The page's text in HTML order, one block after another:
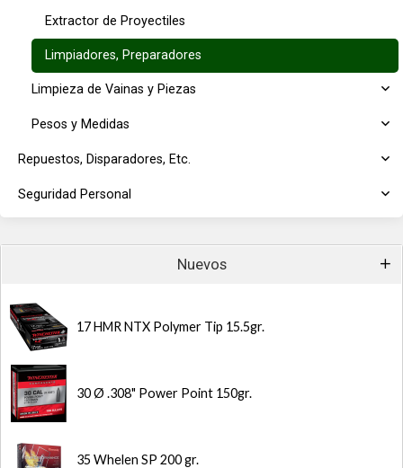
Extractor de Proyectiles
Limpiadores, Preparadores
Limpieza de Vainas y Piezas
Pesos y Medidas
Repuestos, Disparadores, Etc.
Seguridad Personal
Nuevos
17 HMR NTX Polymer Tip 15.5gr.
30 Ø .308" Power Point 150gr.
35 Whelen SP 200 gr.